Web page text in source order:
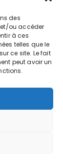
des
ou accéder
à ces
telles que le
ce site. Le fait
peut avoir un